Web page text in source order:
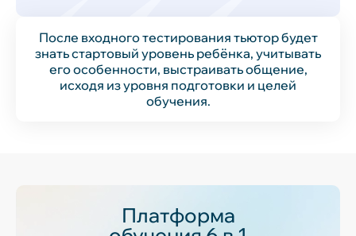
После входного тестирования тьютор будет
знать стартовый уровень ребёнка, учитывать
его особенности, выстраивать общение,
исходя из уровня подготовки и целей
обучения.
Платформа